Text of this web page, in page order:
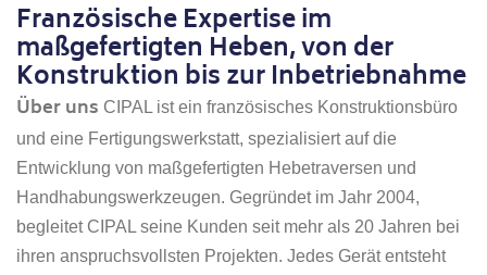
Französische Expertise im
maßgefertigten Heben, von der
Konstruktion bis zur Inbetriebnahme
Über uns CIPAL ist ein französisches Konstruktionsbüro
und eine Fertigungswerkstatt, spezialisiert auf die
Entwicklung von maßgefertigten Hebetraversen und
Handhabungswerkzeugen. Gegründet im Jahr 2004,
begleitet CIPAL seine Kunden seit mehr als 20 Jahren bei
ihren anspruchsvollsten Projekten. Jedes Gerät entsteht